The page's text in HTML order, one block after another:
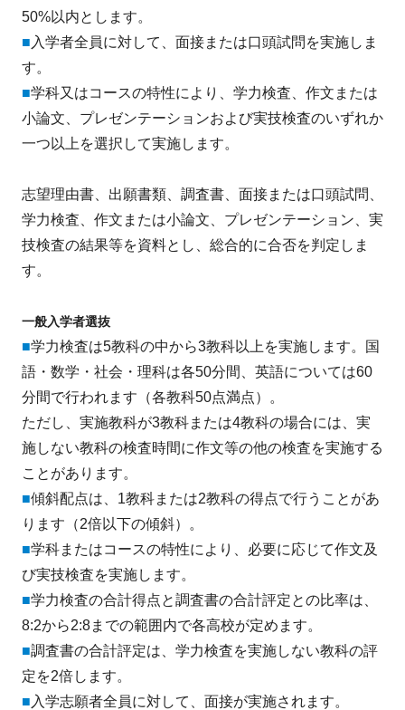
50%以内とします。
■ 入学者全員に対して、面接または口頭試問を実施しま
す。
■学科又はコースの特性により、学力検査、作文または
小論文、プレゼンテーションおよび実技検査のいずれか
一つ以上を選択して実施します。
志望理由書、出願書類、調査書、面接または口頭試問、
学力検査、作文または小論文、プレゼンテーション、実
技検査の結果等を資料とし、総合的に合否を判定しま
す。
一般入学者選抜
■学力検査は5教科の中から3教科以上を実施します。国
語・数学・社会・理科は各50分間、英語については60
分間で行われます（各教科50点満点）。
ただし、実施教科が3教科または4教科の場合には、実
施しない教科の検査時間に作文等の他の検査を実施する
ことがあります。
■傾斜配点は、1教科または2教科の得点で行うことがあ
ります（2倍以下の傾斜）。
■学科またはコースの特性により、必要に応じて作文及
び実技検査を実施します。
■学力検査の合計得点と調査書の合計評定との比率は、
8:2から2:8までの範囲内で各高校が定めます。
■調査書の合計評定は、学力検査を実施しない教科の評
定を2倍します。
■ 入学志願者全員に対して、面接が実施されます。